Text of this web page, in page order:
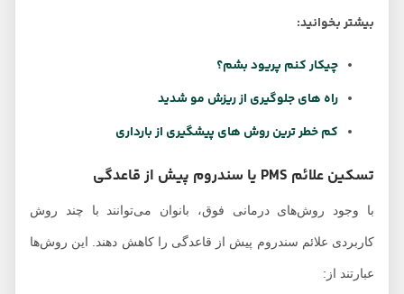
بیشتر بخوانید:
چیکار کنم پریود بشم؟
راه های جلوگیری از ریزش مو شدید
کم خطر ترین روش های پیشگیری از بارداری
تسکین علائم PMS یا سندروم پیش از قاعدگی
با وجود روش‌های درمانی فوق، بانوان می‌توانند با چند روش
کاربردی علائم سندروم پیش از قاعدگی را کاهش دهند. این روش‌ها
عبارتند از: